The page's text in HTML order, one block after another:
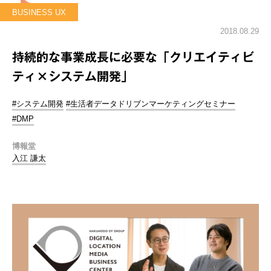
BUSINESS UX
2018.08.29
持続的な事業成長に必要な「クリエイティビ
ティ×システム開発」
#システム開発 #生活者データドリブンマーケティングセミナー
#DMP
博報堂
入江 謙太